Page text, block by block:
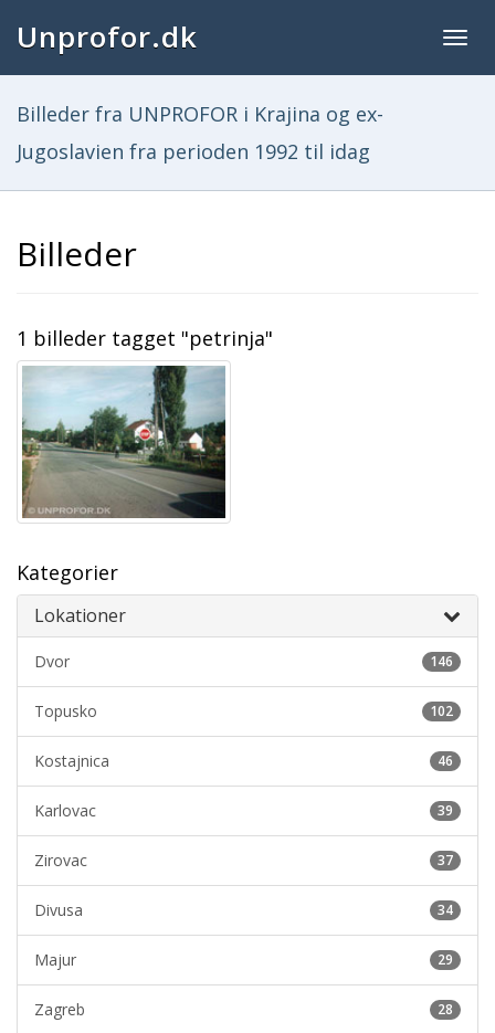
Unprofor.dk
Billeder fra UNPROFOR i Krajina og ex-
Jugoslavien fra perioden 1992 til idag
Billeder
1 billeder tagget "petrinja"
Kategorier
Lokationer
146
Dvor
102
Topusko
46
Kostajnica
39
Karlovac
37
Zirovac
34
Divusa
29
Majur
28
Zagreb